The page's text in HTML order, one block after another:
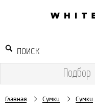
Подбор
Главная Сумки Сумки